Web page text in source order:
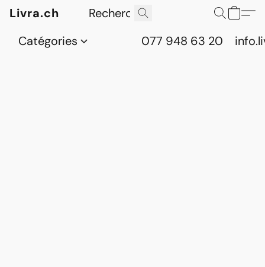
Livra.ch
Catégories
077 948 63 20